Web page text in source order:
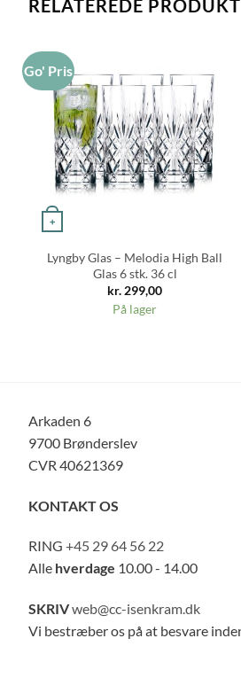
RELATEREDE
Go' Pris
+
Lyngby Glas – Melodia High Ball
Glas 6 stk. 36 cl
kr. 299,00
På lager
Arkaden 6
9700 Brønderslev
CVR 40621369
KONTAKT OS
RING +45 29 64 56 22
Alle hverdage 10.00 - 14.00
SKRIVweb@cc-isenkram.dk
Vi bestræber os på at besvare